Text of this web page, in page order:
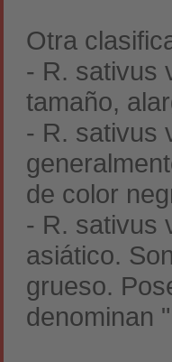
Otra
- R. sativus
tamaño,
- R. sativus
de color
- R. sativus
asiático.
grueso.
denominan